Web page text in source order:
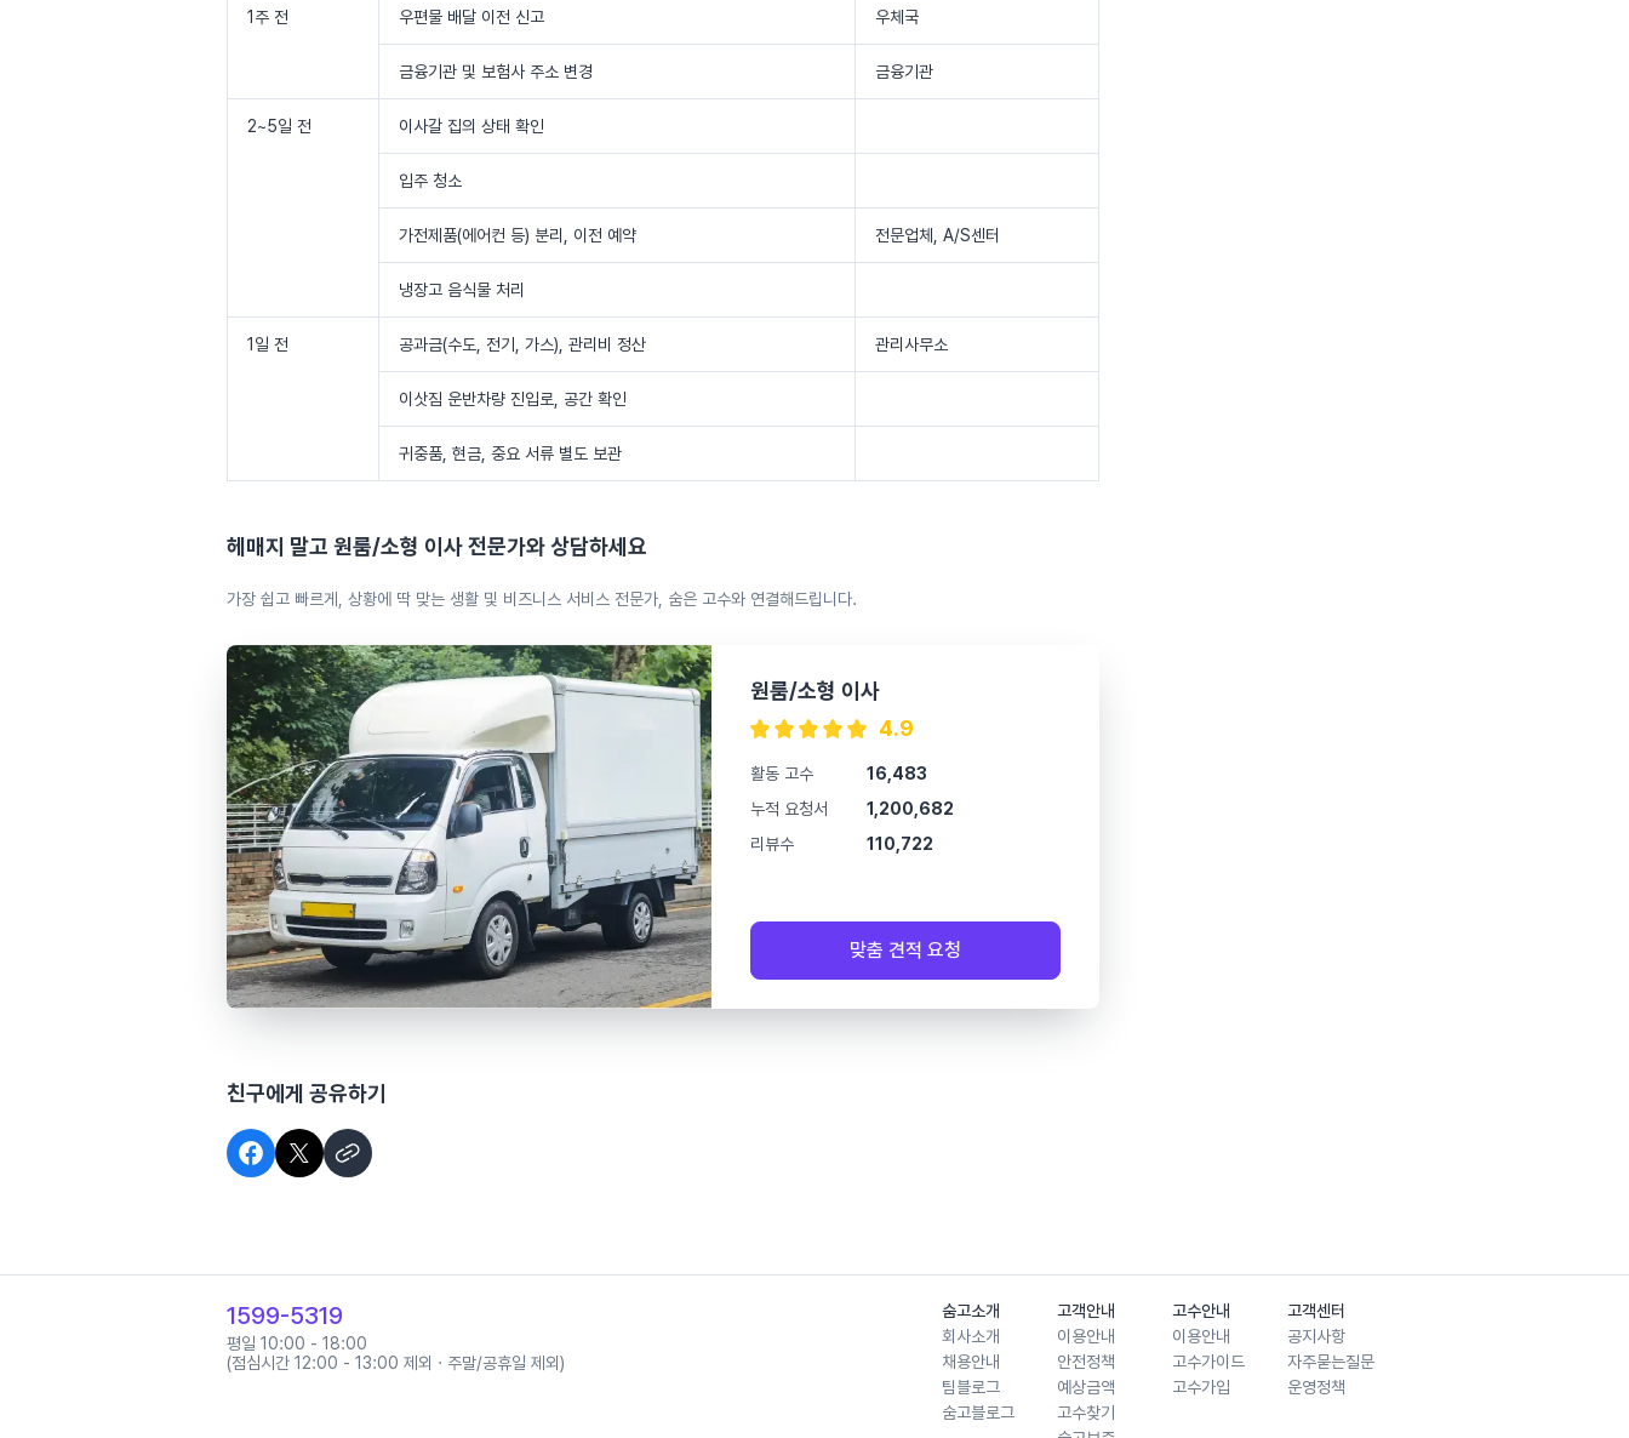
1주 전 우편물 배달 이전 신고 우체국
금융기관 및 보험사 주소 변경 금융기관
2~5일 전 이사갈 집의 상태 확인
입주 청소
가전제품(에어컨 등) 분리, 이전 예약 전문업체, A/S센터
냉장고 음식물 처리
1일 전 공과금(수도, 전기, 가스), 관리비 정산 관리사무소
이삿짐 운반차량 진입로, 공간 확인
귀중품, 현금, 중요 서류 별도 보관
헤매지 말고 원룸/소형 이사전문가와 상담하세요
가장 쉽고 빠르게, 상황에 딱 맞는 생활 및 비즈니스 서비스 전문가, 숨은 고수와 연결해드립니다.
원룸/소형 이사
4.9
활동 고수
16,483
누적 요청서
1,200,682
리뷰수
110,722
맞춤 견적 요청
친구에게 공유하기
1599-5319
평일 10:00 - 18:00
(점심시간 12:00 - 13:00 제외 · 주말/공휴일 제외)
숨고소개
회사소개
채용안내
팀블로그
숨고블로그
고객안내
이용안내
안전정책
예상금액
고수찾기
고수안내
이용안내
고수가이드
고수가입
고객센터
공지사항
자주묻는질문
운영정책